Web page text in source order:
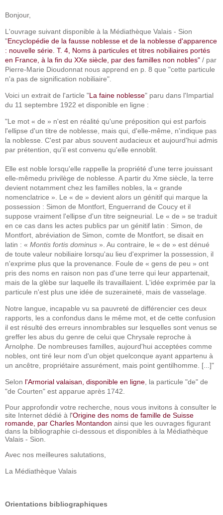
Bonjour,
L'ouvrage suivant disponible à la Médiathèque Valais - Sion
"Encyclopédie de la fausse noblesse et de la noblesse d'apparence
: nouvelle série. T. 4, Noms à particules et titres nobiliaires portés
en France, à la fin du XXe siècle, par des familles non nobles" / par
Pierre-Marie Dioudonnat nous apprend en p. 8 que "cette particule
n'a pas de signification nobiliaire".
Voici un extrait de l'article "La faine noblesse" paru dans l'Impartial
du 11 septembre 1922 et disponible en ligne :
"Le mot « de » n'est en réalité qu'une préposition qui est parfois
l'ellipse d'un titre de noblesse, mais qui, d'elle-même, n'indique pas
la noblesse. C'est par abus souvent audacieux et aujourd'hui admis
par prétention, qu'il est convenu qu'elle ennoblit.
Elle est noble lorsqu'elle rappelle la propriété d'une terre jouissant
elle-mêmedu privilège de noblesse. A partir du Xme siècle, la terre
devient notamment chez les familles nobles, la « grande
nomenclatrice ». Le « de » devient alors un génitif qui marque la
possession : Simon de Montfort, Enguerrand de Coucy et il
suppose vraiment l'ellipse d'un titre seigneurial. Le « de » se traduit
en ce cas dans les actes publics par un génitif latin : Simon, de
Montfort, abréviation de Simon, comte de Montfort, se disait en
latin : « Montis fortis dominus ». Au contraire, le « de » est dénué
de toute valeur nobiliaire lorsqu'au lieu d'exprimer la possession, il
n'exprime plus que la provenance. Foule de « gens de peu » ont
pris des noms en raison non pas d'une terre qui leur appartenait,
mais de la glèbe sur laquelle ils travaillaient. L'idée exprimée par la
particule n'est plus une idée de suzeraineté, mais de vasselage.
Notre langue, incapable vu sa pauvreté de différencier ces deux
rapports, les a confondus dans le même mot, et de cette confusion
il est résulté des erreurs innombrables sur lesquelles sont venus se
greffer les abus du genre de celui que Chrysale reproche à
Arnolphe. De nombreuses familles, aujourd'hui acceptées comme
nobles, ont tiré leur nom d'un objet quelconque ayant appartenu à
un ancêtre, propriétaire assurément, mais point gentilhomme. [...]"
Selon l'Armorial valaisan, disponible en ligne , la particule "de" de
"de Courten" est apparue après 1742.
Pour approfondir votre recherche, nous vous invitons à consulter le
site Internet dédié à l'Origine des noms de famille de Suisse
romande, par Charles Montandon ainsi que les ouvrages figurant
dans la bibliographie ci-dessous et disponibles à la Médiathèque
Valais - Sion.
Avec nos meilleures salutations,
La Médiathèque Valais
Orientations bibliographiques